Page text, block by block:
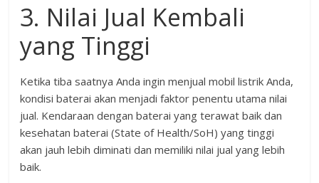
3. Nilai Jual Kembali
yang Tinggi
Ketika tiba saatnya Anda ingin menjual mobil listrik Anda,
kondisi baterai akan menjadi faktor penentu utama nilai
jual. Kendaraan dengan baterai yang terawat baik dan
kesehatan baterai (State of Health/SoH) yang tinggi
akan jauh lebih diminati dan memiliki nilai jual yang lebih
baik.